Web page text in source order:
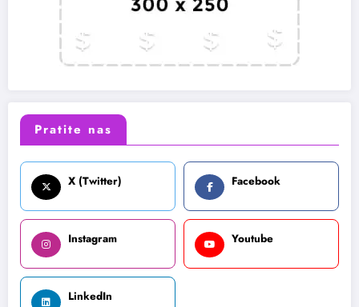
Pratite nas
X (Twitter) Facebook
Instagram Youtube
LinkedIn